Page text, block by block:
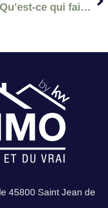
Qu’est-ce qui fait baisser la valeur d’une maison ?
45800 Saint Jean de